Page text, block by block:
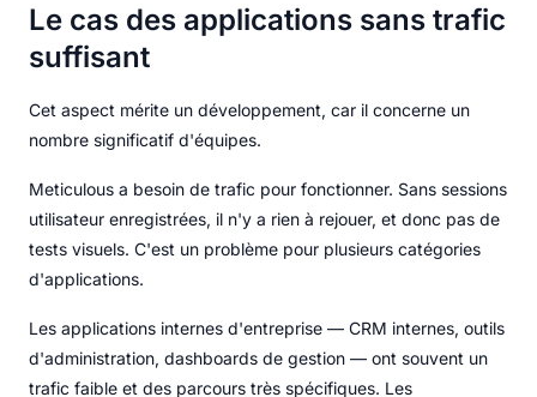
Le cas des applications sans trafic
suffisant
Cet aspect mérite un développement, car il concerne un
nombre significatif d'équipes.
Meticulous a besoin de trafic pour fonctionner. Sans sessions
utilisateur enregistrées, il n'y a rien à rejouer, et donc pas de
tests visuels. C'est un problème pour plusieurs catégories
d'applications.
Les applications internes d'entreprise — CRM internes, outils
d'administration, dashboards de gestion — ont souvent un
trafic faible et des parcours très spécifiques. Les